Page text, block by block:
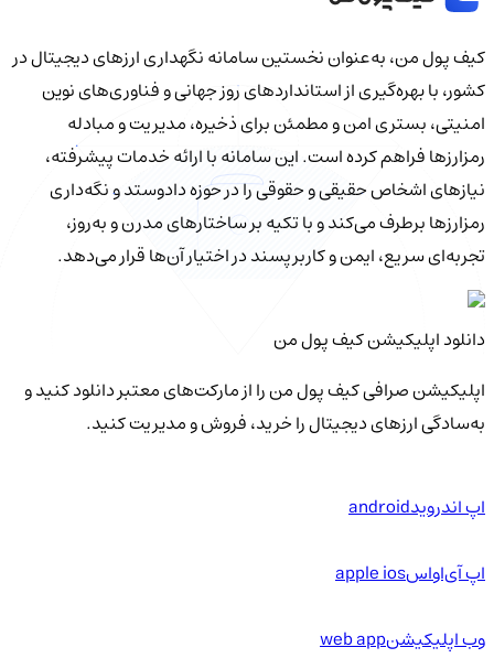
کیف‌ پول من، به‌عنوان نخستین سامانه نگهداری ارزهای دیجیتال در
کشور، با بهره‌گیری از استانداردهای روز جهانی و فناوری‌های نوین
امنیتی، بستری امن و مطمئن برای ذخیره، مدیریت و مبادله
رمزارزها فراهم کرده است. این سامانه با ارائه خدمات پیشرفته،
نیازهای اشخاص حقیقی و حقوقی را در حوزه دادوستد و نگه‌داری
رمزارزها برطرف می‌کند و با تکیه بر ساختارهای مدرن و به‌روز،
تجربه‌ای سریع، ایمن و کاربرپسند در اختیار آن‌ها قرار می‌دهد.
دانلود اپلیکیشن کیف‌ پول من
اپلیکیشن صرافی کیف پول من را از مارکت‌های معتبر دانلود کنید و
به‌سادگی ارزهای دیجیتال را خرید، فروش و مدیریت کنید.
اپ اندرویدandroid
اپ آی‌او‌اسapple ios
وب اپلیکیشنweb app